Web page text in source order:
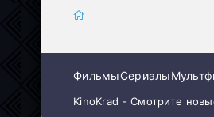
ФильмыСериалы
KinoKrad - Смотрите